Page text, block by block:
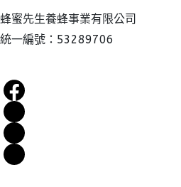
蜂蜜先生養蜂事業有限公司
統一編號：53289706